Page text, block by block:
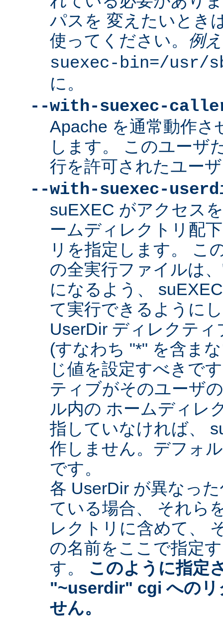
パスを 変えたいとき
使ってください。 例
suexec-bin=/usr/
に。
--with-suexec-
Apache を通常動作さ
します。 このユーザ
行を許可されたユー
--with-suexec-
suEXEC がアクセス
ームディレクトリ配
リを指定します。 こ
の全実行ファイルは
になるよう、
て実行できるように
UserDir ディレクテ
(すなわち "*" を含ま
じ値を設定すべきで
ティブがそのユーザ
ル内の ホームディレ
指していなければ、
作しません。デフォ
です。
各 UserDir が異なっ
ている場合、 それら
レクトリに含めて、
の名前をここで指定
す。 このように指定
"~userdir" cgi へのリ
せん。